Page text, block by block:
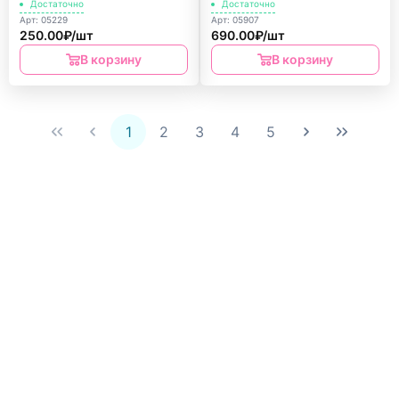
что ест? ДК
Достаточно
Арт: 05229
250.00₽/шт
В корзину
Достаточно
Арт: 05907
690.00₽/шт
В корзину
1 2 3 4 5